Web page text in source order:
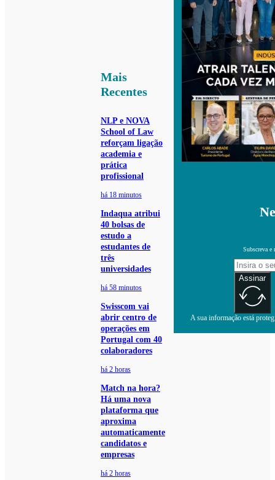
Mais
Recentes
NLP e NOVA
School of Law
reforçam ligação
academia e
prática
profissional
há 18 minutos
Indaqua atribui
40 bolsas de
estudo a
estudantes de
três
universidades
há 58 minutos
Swisscom vai
abrir centro de
operações em
Portugal com 40
colaboradores
há 2 horas
Match na hora?
Há uma nova
plataforma que
aproxima
automaticamente
candidatos e
empresas
há 2 horas
Subscreva e
Assinar
A sua informação está